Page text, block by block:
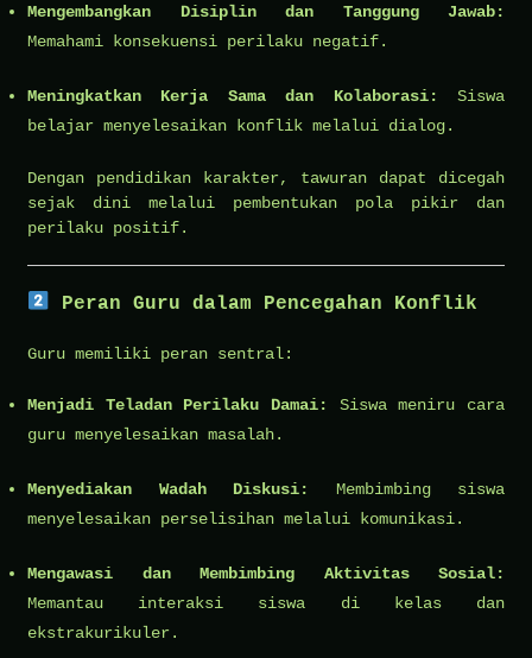
Mengembangkan Disiplin dan Tanggung Jawab:
Memahami konsekuensi perilaku negatif.
Meningkatkan Kerja Sama dan Kolaborasi:
Siswa
belajar menyelesaikan konflik melalui dialog.
Dengan pendidikan karakter, tawuran dapat dicegah
sejak dini melalui pembentukan pola pikir dan
perilaku positif.
Peran Guru dalam Pencegahan Konflik
Guru memiliki peran sentral:
Menjadi Teladan Perilaku Damai:
Siswa meniru cara
guru menyelesaikan masalah.
Menyediakan Wadah Diskusi:
Membimbing siswa
menyelesaikan perselisihan melalui komunikasi.
Mengawasi dan Membimbing Aktivitas Sosial:
Memantau interaksi siswa di kelas dan
ekstrakurikuler.